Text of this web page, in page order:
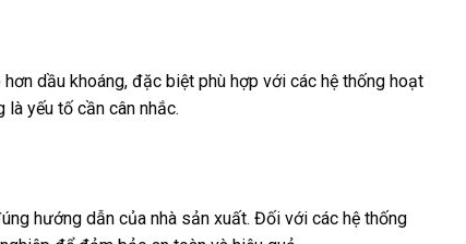
dầu khoáng, đặc biệt phù hợp với các hệ thống hoạt
yếu tố cần cân nhắc.
hướng dẫn của nhà sản xuất. Đối với các hệ thống